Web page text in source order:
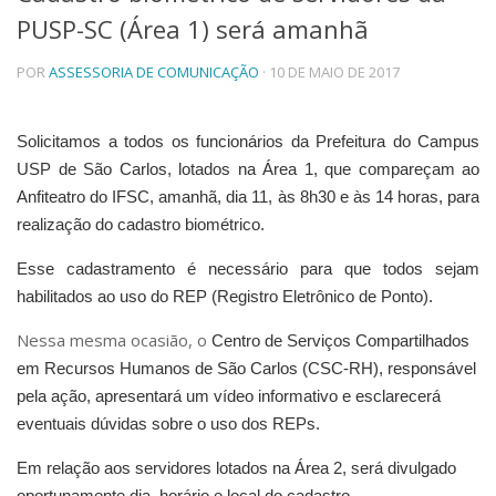
Telefones e Mapas
Pessoas
Ensino
Pós-Graduação
Cursos de Extensão
Pesquisa e Inovação
Centros, Núcleos e Projetos em Rede
Pós-doutorado
Transferência de Tecnologia
Empresas Juniores
Extensão à Comunidade
Projetos, Programas e Cursos
Museus e Espaços Interativos
PUSP-SC (Área 1) será amanhã
PORASSESSORIA DE COMUNICAÇÃO · 10 DE MAIO DE 2017
Solicitamos a todos os funcionários da Prefeitura do Campus
USP de São Carlos, lotados na Área 1, que compareçam ao
Anfiteatro do IFSC, amanhã, dia 11, às 8h30 e às 14 horas, para
realização do cadastro biométrico.
Esse cadastramento é necessário para que todos sejam
habilitados ao uso do REP (Registro Eletrônico de Ponto).
Nessa mesma ocasião, o Centro de Serviços Compartilhados
em Recursos Humanos de São Carlos (CSC-RH), responsável
pela ação, apresentará um vídeo informativo e esclarecerá
eventuais dúvidas sobre o uso dos REPs.
Em relação aos servidores lotados na Área 2, será divulgado